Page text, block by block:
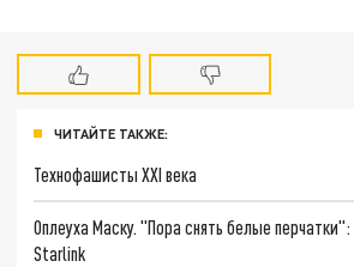
ЧИТАЙТЕ ТАКЖЕ:
Технофашисты XXI века
Оплеуха Маску. "Пора снять белые
Starlink